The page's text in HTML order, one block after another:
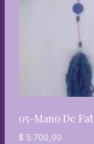
05-Mano De
$ 5.700,00